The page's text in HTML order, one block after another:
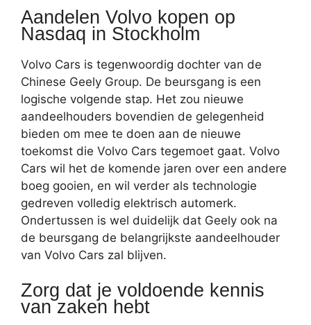
Aandelen Volvo kopen op
Nasdaq in Stockholm
Volvo Cars is tegenwoordig dochter van de
Chinese Geely Group. De beursgang is een
logische volgende stap. Het zou nieuwe
aandeelhouders bovendien de gelegenheid
bieden om mee te doen aan de nieuwe
toekomst die Volvo Cars tegemoet gaat. Volvo
Cars wil het de komende jaren over een andere
boeg gooien, en wil verder als technologie
gedreven volledig elektrisch automerk.
Ondertussen is wel duidelijk dat Geely ook na
de beursgang de belangrijkste aandeelhouder
van Volvo Cars zal blijven.
Zorg dat je voldoende kennis
van zaken hebt